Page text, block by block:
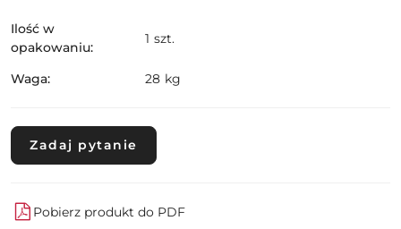
Ilość w
opakowaniu:
1 szt.
Waga: 28 kg
Zadaj pytanie
Pobierz produkt do PDF